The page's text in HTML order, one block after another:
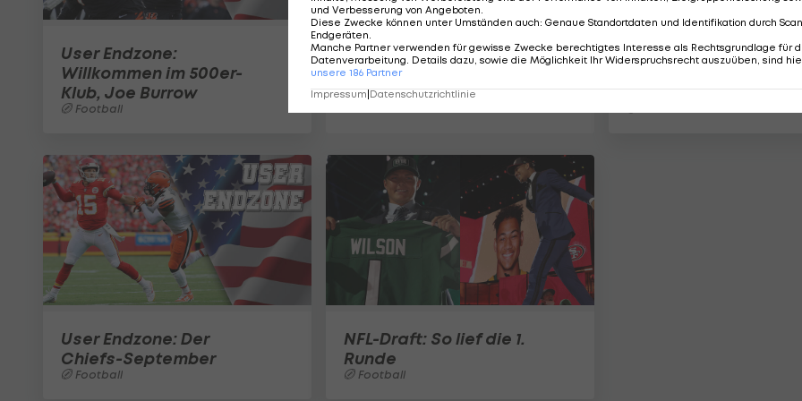
User Endzone:
Willkommen im 500er-
Klub, Joe Burrow
Football
User Endzone: Der
unfreiwillige
User Endzone: Der
Chiefs-September
Football
NFL-Draft: So lief die 1.
Runde
Football
und Verbesserung von Angeboten.
Diese Zwecke können unter Umständen auch: Genaue Standortdaten und Identifikation durch
Endgeräten.
Manche Partner verwenden für gewisse Zwecke berechtigtes Interesse als Rechtsgrundlage für
Datenverarbeitung. Details dazu, sowie die Möglichkeit Ihr Widerspruchsrecht auszuüben, sind
unsere 186 Partner
Impressum Datenschutzrichtlinie